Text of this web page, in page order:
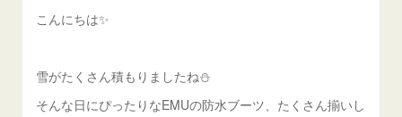
こんにちは✨
雪がたくさん積もりましたね⛄️
そんな日にぴったりなEMUの防水ブーツ、たくさん揃いし